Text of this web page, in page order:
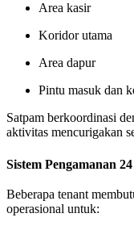
Area kasir
Koridor utama
Area dapur
Pintu masuk dan
Satpam berkoordinasi
aktivitas mencurigakan
Sistem Pengamanan
Beberapa tenant
operasional untuk: